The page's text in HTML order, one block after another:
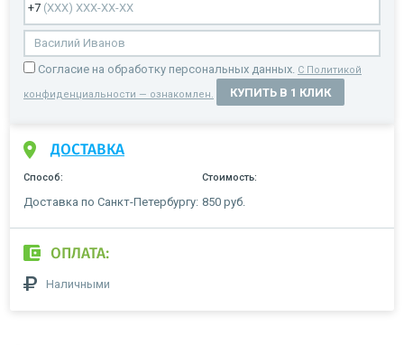
Cогласие на обработку персональных данных. С Политикой
конфиденциальности — ознакомлен. КУПИТЬ В 1 КЛИК
ДОСТАВКА
Способ: Стоимость:
Доставка по Санкт-Петербургу: 850 руб.
ОПЛАТА:
Наличными